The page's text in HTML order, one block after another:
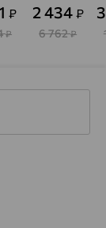
₽
₽
2 434 ₽
6 762₽